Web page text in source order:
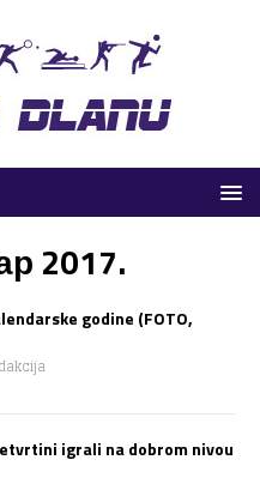
2017.
godine (FOTO,
igrali na dobrom nivou